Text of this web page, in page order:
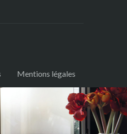
Mentions légales